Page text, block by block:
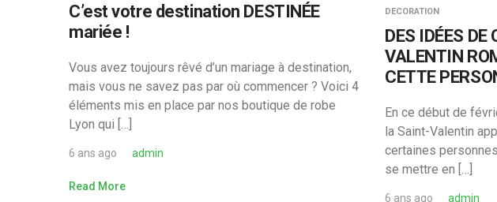
C’est votre destination DESTINÉE
mariée !
Vous avez toujours rêvé d’un mariage à destination,
mais vous ne savez pas par où commencer ? Voici 4
éléments mis en place par nos boutique de robe
Lyon qui […]
6 ans ago admin
Read More
DECORATION
DES IDÉES DE
VALENTIN
CETTE
En ce début de
la Saint-Valentin
certaines
se mettre en […]
6 ans ago admin